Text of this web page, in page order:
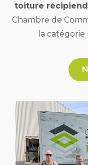
toiture
Chambre de
la